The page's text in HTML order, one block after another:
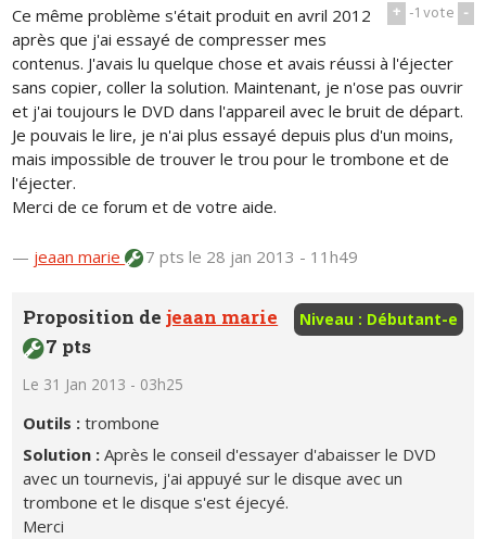
+ -1vote -
Ce même problème s'était produit en avril 2012
après que j'ai essayé de compresser mes
contenus. J'avais lu quelque chose et avais réussi à l'éjecter
sans copier, coller la solution. Maintenant, je n'ose pas ouvrir
et j'ai toujours le DVD dans l'appareil avec le bruit de départ.
Je pouvais le lire, je n'ai plus essayé depuis plus d'un moins,
mais impossible de trouver le trou pour le trombone et de
l'éjecter.
Merci de ce forum et de votre aide.
— jeaan marie 7 ptsle 28 jan 2013 - 11h49
Niveau : Débutant-e
Proposition dejeaan marie
7 pts
Le 31 Jan 2013 - 03h25
Outils :trombone
Solution :Après le conseil d'essayer d'abaisser le DVD
avec un tournevis, j'ai appuyé sur le disque avec un
trombone et le disque s'est éjecyé.
Merci